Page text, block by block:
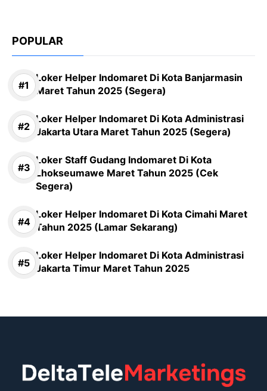
POPULAR
Loker Helper Indomaret Di Kota Banjarmasin
Maret Tahun 2025 (Segera)
Loker Helper Indomaret Di Kota Administrasi
Jakarta Utara Maret Tahun 2025 (Segera)
Loker Staff Gudang Indomaret Di Kota
Lhokseumawe Maret Tahun 2025 (Cek
Segera)
Loker Helper Indomaret Di Kota Cimahi Maret
Tahun 2025 (Lamar Sekarang)
Loker Helper Indomaret Di Kota Administrasi
Jakarta Timur Maret Tahun 2025